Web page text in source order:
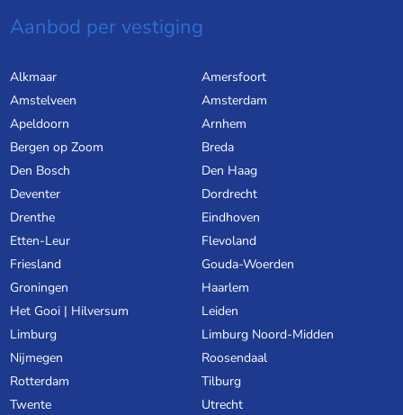
Aanbod per vestiging
Alkmaar
Amersfoort
Amstelveen
Amsterdam
Apeldoorn
Arnhem
Bergen op Zoom
Breda
Den Bosch
Den Haag
Deventer
Dordrecht
Drenthe
Eindhoven
Etten-Leur
Flevoland
Friesland
Gouda-Woerden
Groningen
Haarlem
Het Gooi | Hilversum
Leiden
Limburg
Limburg Noord-Midden
Nijmegen
Roosendaal
Rotterdam
Tilburg
Twente
Utrecht